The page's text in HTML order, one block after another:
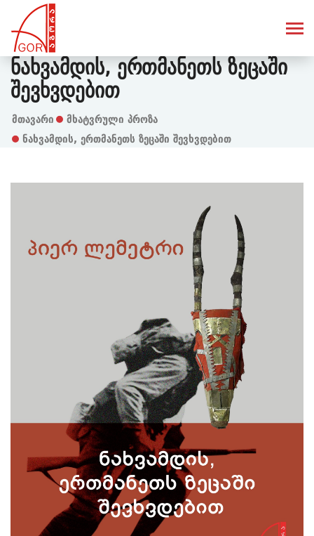
Ნახვამდის, Ერთმანეთს Ზეცაში
Შევხვდებით
Მთავარი
Მხატვრული Პროზა
ნახვამდის, ერთმანეთს ზეცაში შევხვდებით